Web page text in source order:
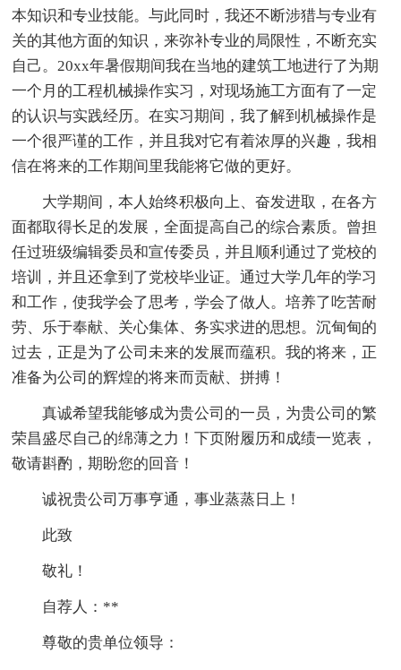
本知识和专业技能。与此同时，我还不断涉猎与专业有
关的其他方面的知识，来弥补专业的局限性，不断充实
自己。20xx年暑假期间我在当地的建筑工地进行了为期
一个月的工程机械操作实习，对现场施工方面有了一定
的认识与实践经历。在实习期间，我了解到机械操作是
一个很严谨的工作，并且我对它有着浓厚的兴趣，我相
信在将来的工作期间里我能将它做的更好。
大学期间，本人始终积极向上、奋发进取，在各方
面都取得长足的发展，全面提高自己的综合素质。曾担
任过班级编辑委员和宣传委员，并且顺利通过了党校的
培训，并且还拿到了党校毕业证。通过大学几年的学习
和工作，使我学会了思考，学会了做人。培养了吃苦耐
劳、乐于奉献、关心集体、务实求进的思想。沉甸甸的
过去，正是为了公司未来的发展而蕴积。我的将来，正
准备为公司的辉煌的将来而贡献、拼搏！
真诚希望我能够成为贵公司的一员，为贵公司的繁
荣昌盛尽自己的绵薄之力！下页附履历和成绩一览表，
敬请斟酌，期盼您的回音！
诚祝贵公司万事亨通，事业蒸蒸日上！
此致
敬礼！
自荐人：**
尊敬的贵单位领导：